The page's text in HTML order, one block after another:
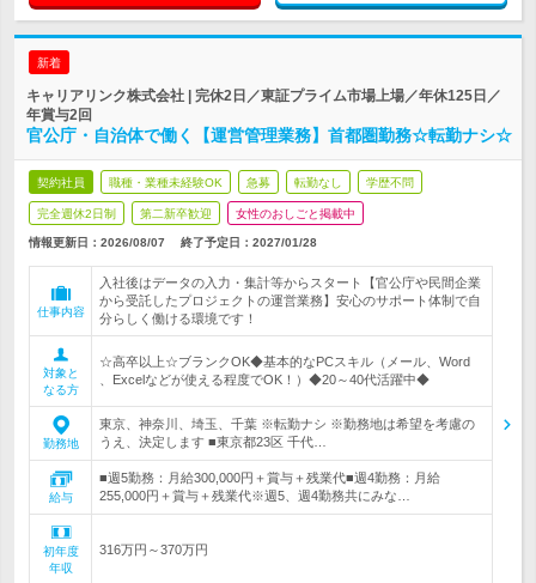
新着
キャリアリンク株式会社 | 完休2日／東証プライム市場上場／年休125日／
年賞与2回
官公庁・自治体で働く【運営管理業務】首都圏勤務☆転勤ナシ☆
契約社員 職種・業種未経験OK 急募 転勤なし 学歴不問
完全週休2日制 第二新卒歓迎 女性のおしごと掲載中
情報更新日：2026/08/07 終了予定日： 2027/01/28
仕事内容
入社後はデータの入力・集計等からスタート【官公庁や民間企業
から受託したプロジェクトの運営業務】安心のサポート体制で自
分らしく働ける環境です！
対象と
なる方
☆高卒以上☆ブランクOK◆基本的なPCスキル（メール、Word
、Excelなどが使える程度でOK！）◆20～40代活躍中◆
勤務地
東京、神奈川、埼玉、千葉 ※転勤ナシ ※勤務地は希望を考慮の
うえ、決定します ■東京都23区 千代…
給与
■週5勤務：月給300,000円＋賞与＋残業代■週4勤務：月給
255,000円＋賞与＋残業代※週5、週4勤務共にみな…
初年度
年収
316万円～370万円